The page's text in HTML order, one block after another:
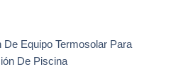
De Equipo Termosolar Para
De Piscina